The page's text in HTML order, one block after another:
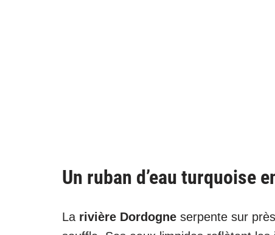
Un ruban d’eau turquoise
La rivière Dordogne serpente sur